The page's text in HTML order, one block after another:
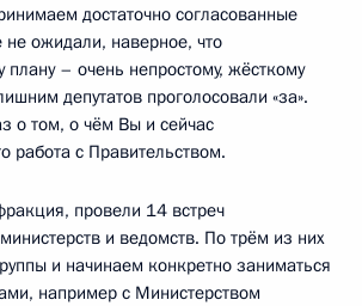
достаточно согласованные
ожидали, наверное, что
плану – очень непростому, жёсткому
депутатов проголосовали «за».
о том, о чём Вы и сейчас
работа с Правительством.
провели 14 встреч
и ведомств. По трём из них
и начинаем конкретно заниматься
например с Министерством